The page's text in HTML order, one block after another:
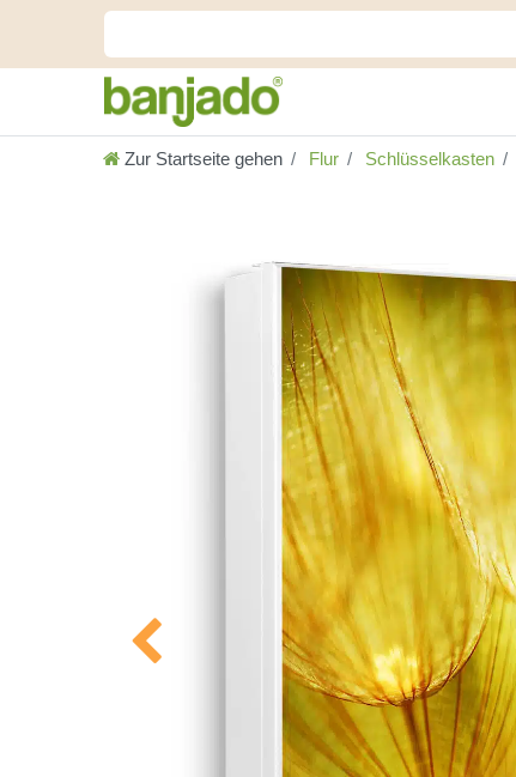
Zur Startseite gehen Flur Schlüsselkasten